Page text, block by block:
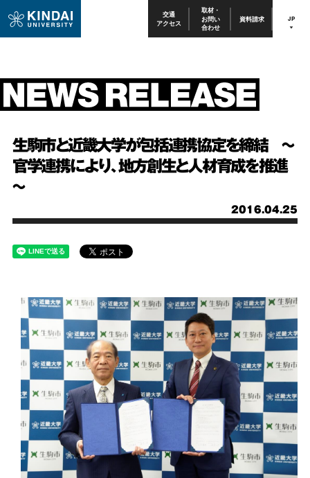
交通
アクセス
取材・
お問い
合わせ
資料請求 JP
生駒市と近畿大学が包括連携協定を締結 ～
官学連携により、地方創生と人材育成を推進
～
2016.04.25